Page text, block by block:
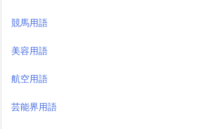
競馬用語
美容用語
航空用語
芸能界用語